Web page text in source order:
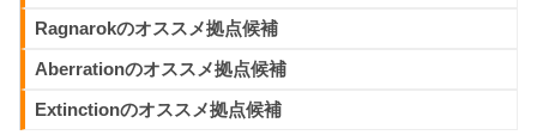
境を構築したい際には注意が必要です。今回はEpic版ARKを
プレイする際に注意しておかなければならい事を解説しま
12 comments
Ragnarokのオススメ拠点候補
Aberrationのオススメ拠点候補
Extinctionのオススメ拠点候補